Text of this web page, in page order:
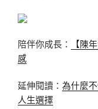
陪伴你成長：
【陳
感
延伸閱讀： 為什麼
人生選擇